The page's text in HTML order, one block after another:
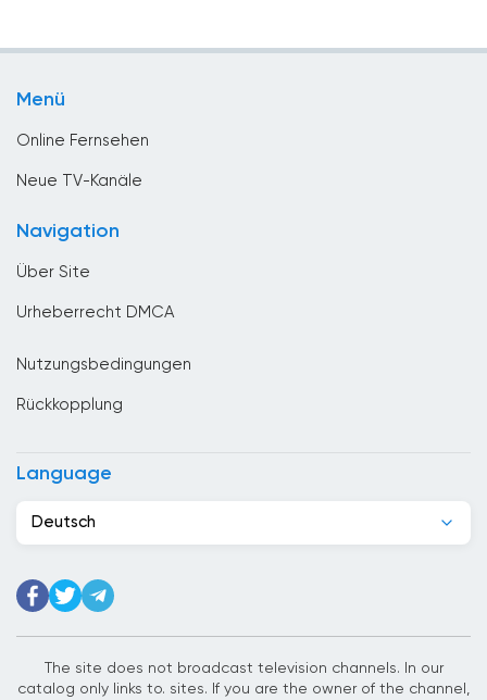
Dominikanische Republik
Dschibuti
Elfenbeinkuste
Ethiopia
Menü
Online Fernsehen
Neue TV-Kanäle
Navigation
Über Site
Urheberrecht DMCA
Nutzungsbedingungen
Rückkopplung
Language
Deutsch
The site does not broadcast television channels. In our
catalog only links to. sites. If you are the owner of the channel,